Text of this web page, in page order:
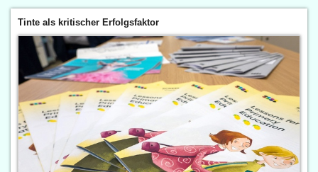
Tinte als kritischer Erfolgsfaktor